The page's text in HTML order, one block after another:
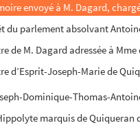
envoyé à M. Dagard,
du parlement absolvant
de M. Dagard adressée à
d’Esprit-Joseph-Marie de
Dominique-Thomas-
marquis de Quiqueran